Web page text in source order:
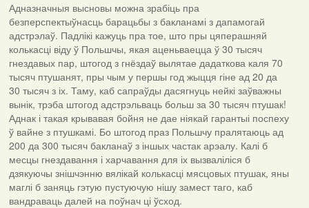
Адназначныя высновы можна зрабіць пра
безперспектыўнасць барацьбы з бакланамі з дапамогай
адстрэлаў. Падлікі кажуць пра тое, што пры цяперашняй
колькасці віду ў Польшчы, якая аценьваецца ў 30 тысяч
гнездавых пар, штогод з гнёздаў вылятае дадаткова каля 70
тысяч птушанят, пры чым у першы год жыцця гіне ад 20 да
30 тысяч з іх. Таму, каб сапраўды дасягнуць нейкі заўважны
вынік, трэба штогод адстрэльваць больш за 30 тысяч птушак!
Аднак і такая крывавая бойня не дае ніякай гарантыі поспеху
ў вайне з птушкамі. Бо штогод праз Польшчу пралятаюць ад
200 да 300 тысяч бакланаў з іншых частак арэалу. Калі б
месцы гнездавання і харчавання для іх вызваліліся б
дзякуючы знішчэнню вялікай колькасці мясцовых птушак, яны
маглі б заняць гэтую пустуючую нішу замест таго, каб
вандраваць далей на поўнач ці ўсход.